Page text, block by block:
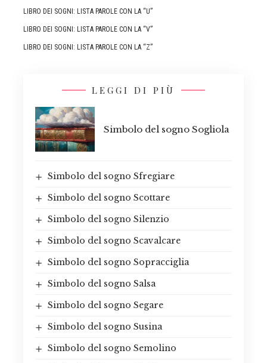
LIBRO DEI SOGNI: LISTA PAROLE CON LA “U”
LIBRO DEI SOGNI: LISTA PAROLE CON LA “V”
LIBRO DEI SOGNI: LISTA PAROLE CON LA “Z”
LEGGI DI PIÙ
Simbolo del sogno Sogliola
Simbolo del sogno Sfregiare
Simbolo del sogno Scottare
Simbolo del sogno Silenzio
Simbolo del sogno Scavalcare
Simbolo del sogno Sopracciglia
Simbolo del sogno Salsa
Simbolo del sogno Segare
Simbolo del sogno Susina
Simbolo del sogno Semolino